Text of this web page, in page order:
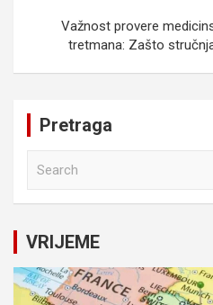
Važnost provere
tretmana: Zašto
Pretraga
c
h
VRIJEME